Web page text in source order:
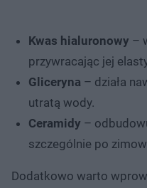
Kwas hialuronowy –
przywracając jej
Gliceryna – działa
utratą wody.
Ceramidy –
szczególnie po
Dodatkowo warto